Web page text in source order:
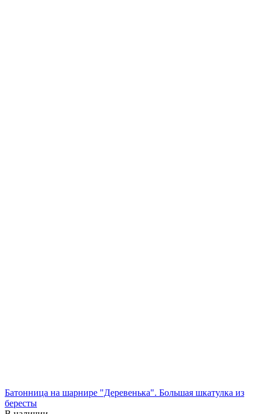
Батонница на шарнире "Деревенька". Большая шкатулка из
бересты